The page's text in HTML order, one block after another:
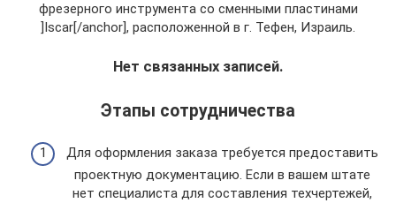
фрезерного инструмента со сменными пластинами
]Iscar[/anchor], расположенной в г. Тефен, Израиль.
Нет связанных записей.
Этапы сотрудничества
Для оформления заказа требуется предоставить
проектную документацию. Если в вашем штате
нет специалиста для составления техчертежей,